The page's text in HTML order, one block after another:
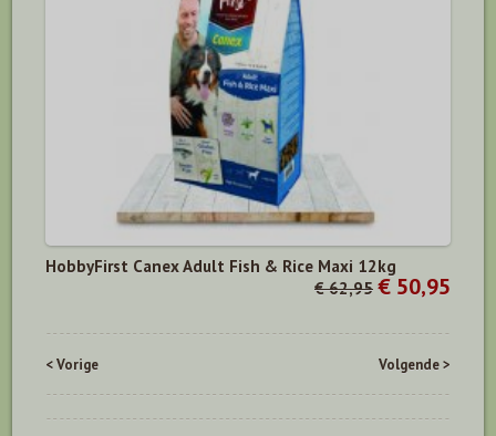
HobbyFirst Canex Adult Fish & Rice Maxi 12kg
€ 62,95 € 50,95
< Vorige Volgende >